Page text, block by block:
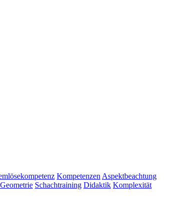
Kompetenzen Aspektbeachtung
Schachtraining Didaktik Komplexität